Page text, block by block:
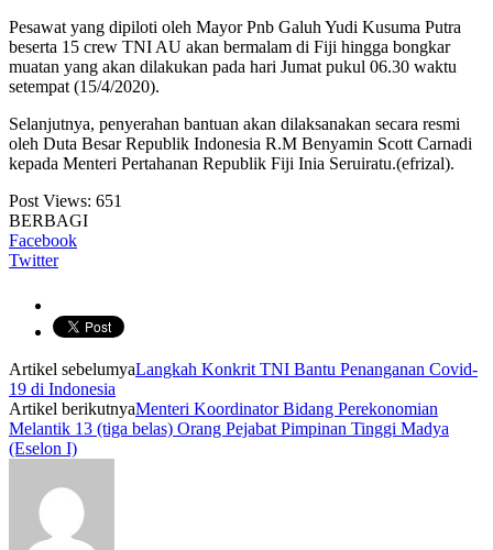
Pesawat yang dipiloti oleh Mayor Pnb Galuh Yudi Kusuma Putra
beserta 15 crew TNI AU akan bermalam di Fiji hingga bongkar
muatan yang akan dilakukan pada hari Jumat pukul 06.30 waktu
setempat (15/4/2020).
Selanjutnya, penyerahan bantuan akan dilaksanakan secara resmi
oleh Duta Besar Republik Indonesia R.M Benyamin Scott Carnadi
kepada Menteri Pertahanan Republik Fiji Inia Seruiratu.(efrizal).
Post Views: 651
BERBAGI
Facebook
Twitter
Artikel sebelumyaLangkah Konkrit TNI Bantu Penanganan Covid-
19 di Indonesia
Artikel berikutnyaMenteri Koordinator Bidang Perekonomian
Melantik 13 (tiga belas) Orang Pejabat Pimpinan Tinggi Madya
(Eselon I)